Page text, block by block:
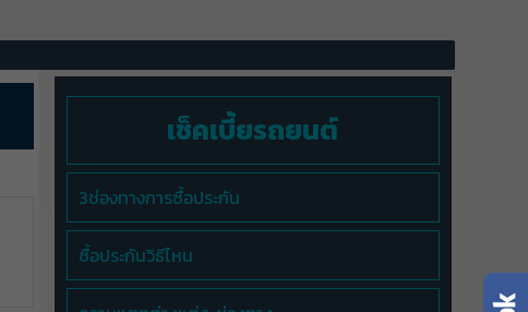
เช็คเบี้ยรถยนต์
3ช่องทางการซื้อประกัน
ซื้อประกันวิธีไหน